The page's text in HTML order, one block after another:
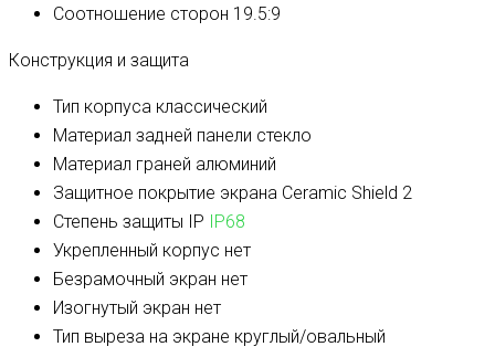
Соотношение сторон 19.5:9
Конструкция и защита
Тип корпуса классический
Материал задней панели стекло
Материал граней алюминий
Защитное покрытие экрана Ceramic Shield 2
Степень защиты IP
IP68
Укрепленный корпус нет
Безрамочный экран нет
Изогнутый экран нет
Тип выреза на экране круглый/овальный